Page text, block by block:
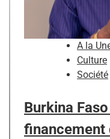
A la
Culture
Société
Burkina
financement